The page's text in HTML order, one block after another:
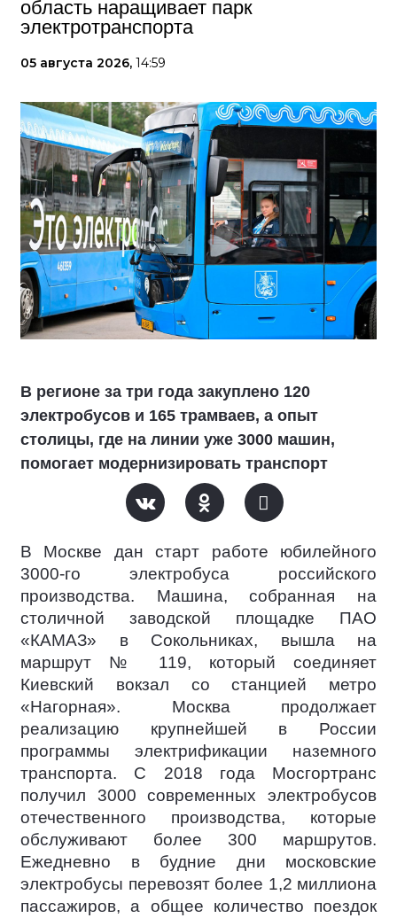
область наращивает парк
электротранспорта
05 августа 2026, 14:59
В регионе за три года закуплено 120
электробусов и 165 трамваев, а опыт
столицы, где на линии уже 3000 машин,
помогает модернизировать транспорт
В Москве дан старт работе юбилейного
3000-го электробуса российского
производства. Машина, собранная на
столичной заводской площадке ПАО
«КАМАЗ» в Сокольниках, вышла на
маршрут № 119, который соединяет
Киевский вокзал со станцией метро
«Нагорная». Москва продолжает
реализацию крупнейшей в России
программы электрификации наземного
транспорта. С 2018 года Мосгортранс
получил 3000 современных электробусов
отечественного производства, которые
обслуживают более 300 маршрутов.
Ежедневно в будние дни московские
электробусы перевозят более 1,2 миллиона
пассажиров, а общее количество поездок